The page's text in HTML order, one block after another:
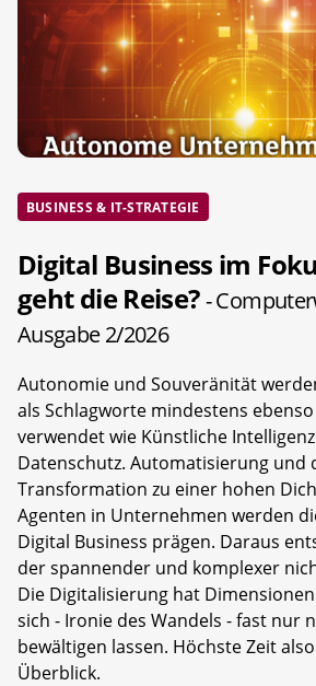
BUSINESS & IT-STRATEGIE
Digital Business im
geht die Reise?-
Ausgabe 2/2026
Autonomie und Souveränität
als Schlagworte mindestens
verwendet wie Künstliche
Datenschutz. Automatisierung und
Transformation zu einer hohen
Agenten in Unternehmen werden
Digital Business prägen. Daraus
der spannender und komplexer
Die Digitalisierung hat
sich - Ironie des Wandels - fast nur
bewältigen lassen. Höchste Zeit
Überblick.